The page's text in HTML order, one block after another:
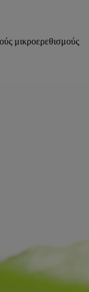
μικροερεθισμούς